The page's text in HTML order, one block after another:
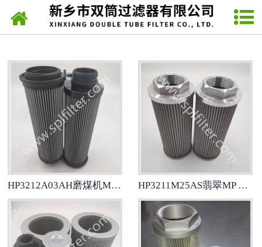
网站首页
力士乐Rexroth滤芯
发电厂滤芯
SPL网片式滤油器
翡翠MP FILTRIL滤芯
雅歌ARGO滤芯
HP3212A03AH磨煤机MP FILTRI回油滤芯 HP3211M25AS翡翠MP FILTRI过滤器滤芯